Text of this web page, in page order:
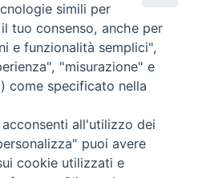
Molfetta (BA)
simili per
tuo consenso, anche per
e funzionalità semplici",
"misurazione" e
come specificato nella
all'utilizzo dei
puoi avere
cookie utilizzati e